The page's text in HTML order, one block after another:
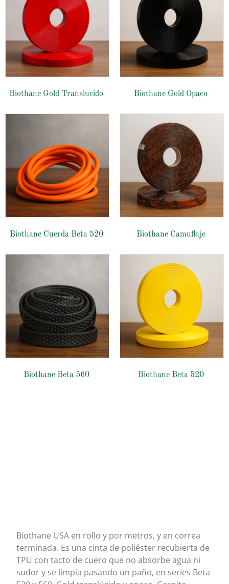
Biothane Gold Translucido Biothane Gold Opaco
Biothane Cuerda Beta 520 Biothane Camuflaje
Biothane Beta 560 Biothane Beta 520
Biothane USA en rollo y por metros, y en correa
terminada. Es una cinta de poliéster recubierta de
TPU con tacto de cuero que no absorbe agua ni
sudor y se limpia pasando un paño, en series Beta